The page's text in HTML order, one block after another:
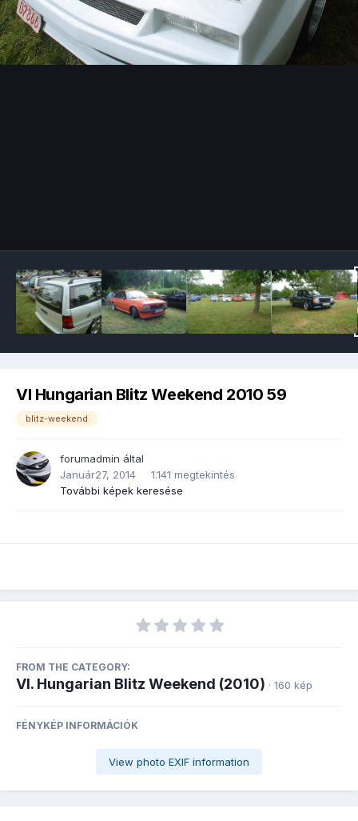
VI Hungarian Blitz Weekend 2010 59
blitz-weekend
forumadmin által
Január27, 2014
1.141 megtekintés
További képek keresése
FROM THE CATEGORY:
VI. Hungarian Blitz Weekend (2010) · 160 kép
FÉNYKÉP INFORMÁCIÓK
View photo EXIF information